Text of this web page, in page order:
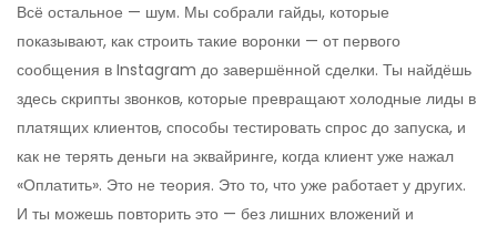
Всё остальное — шум. Мы собрали гайды, которые
показывают, как строить такие воронки — от первого
сообщения в Instagram до завершённой сделки. Ты найдёшь
здесь скрипты звонков, которые превращают холодные лиды в
платящих клиентов, способы тестировать спрос до запуска, и
как не терять деньги на эквайринге, когда клиент уже нажал
«Оплатить». Это не теория. Это то, что уже работает у других.
И ты можешь повторить это — без лишних вложений и